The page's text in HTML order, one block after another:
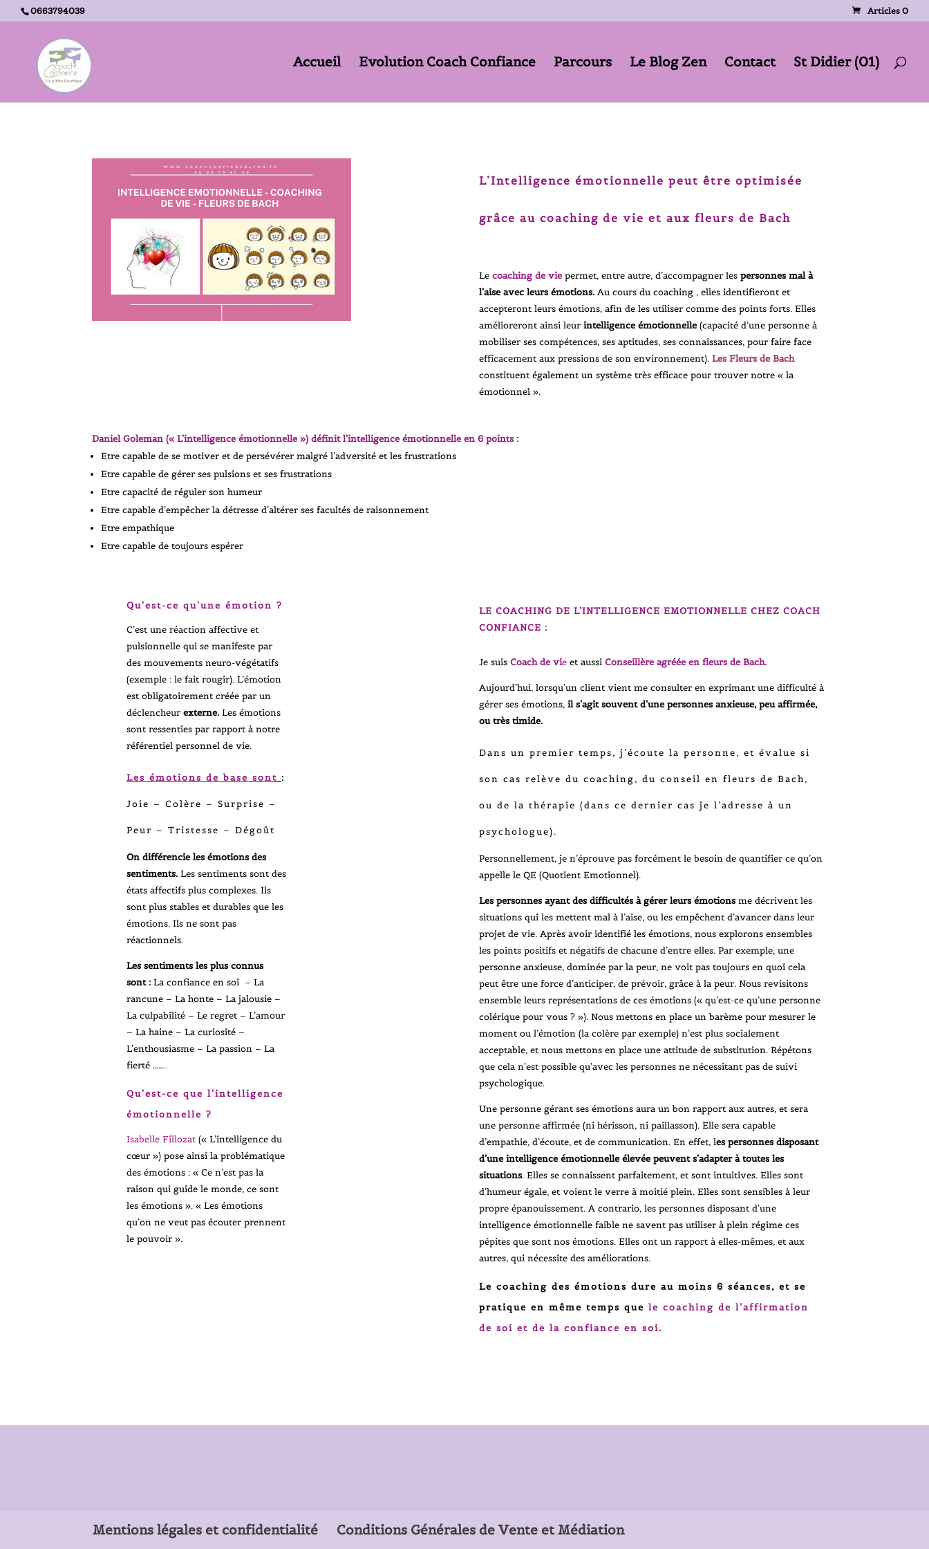
0663794039 Articles 0
Accueil Evolution Coach Confiance Parcours Le Blog Zen Contact St Didier (01)
Accueil -Intelligence émotionnelle et Coaching de vie
L’Intelligence émotionnelle peut être optimisée
grâce au coaching de vie et aux fleurs de Bach
Le coaching de vie permet, entre autre, d’accompagner lespersonnes mal à
l’aise avec leurs émotions. Au cours du coaching , elles identifieront et
accepteront leurs émotions, afin de les utiliser comme des points forts. Elles
amélioreront ainsi leurintelligence émotionnelle(capacité d’une personne à
mobiliser ses compétences, ses aptitudes, ses connaissances, pour faire face
efficacement aux pressions de son environnement).Les Fleurs de Bach
constituent également un système très efficace pour trouver notre « la
émotionnel ».
Daniel Goleman (« L’intelligence émotionnelle ») définit l’intelligence émotionnelle en 6 points :
Etre capable de se motiver et de persévérer malgré l’adversité et les frustrations
Etre capable de gérer ses pulsions et ses frustrations
Etre capacité de réguler son humeur
Etre capable d’empêcher la détresse d’altérer ses facultés de raisonnement
Etre empathique
Etre capable de toujours espérer
Qu’est-ce qu’une émotion ?
C’est une réaction affective et
pulsionnelle qui se manifeste par
des mouvements neuro-végétatifs
(exemple : le fait rougir). L’émotion
est obligatoirement créée par un
déclencheur externe. Les émotions
sont ressenties par rapport à notre
référentiel personnel de vie.
Les émotions de base sont :
Joie – Colère – Surprise –
Peur – Tristesse – Dégoût
On différencie les émotions des
sentiments. Les sentiments sont des
états affectifs plus complexes. Ils
sont plus stables et durables que les
émotions. Ils ne sont pas
réactionnels.
Les sentiments les plus connus
sont : La confiance en soi – La
rancune – La honte – La jalousie –
La culpabilité – Le regret – L’amour
– La haine – La curiosité –
L’enthousiasme – La passion – La
fierté …….
Qu’est-ce que l’intelligence
émotionnelle ?
Isabelle Fillozat (« L’intelligence du
cœur ») pose ainsi la problématique
des émotions : « Ce n’est pas la
raison qui guide le monde, ce sont
les émotions ». « Les émotions
qu’on ne veut pas écouter prennent
le pouvoir ».
LE COACHING DE L’INTELLIGENCE EMOTIONNELLE CHEZ COACH
CONFIANCE :
Je suis Coach de vie et aussi Conseillère agréée en fleurs de Bach.
Aujourd’hui, lorsqu’un client vient me consulter en exprimant une difficulté à
gérer ses émotions, il s’agit souvent d’une personnes anxieuse, peu affirmée,
ou très timide.
Dans un premier temps, j’écoute la personne, et évalue si
son cas relève du coaching, du conseil en fleurs de Bach,
ou de la thérapie (dans ce dernier cas je l’adresse à un
psychologue).
Personnellement, je n’éprouve pas forcément le besoin de quantifier ce qu’on
appelle le QE (Quotient Emotionnel).
Les personnes ayant des difficultés à gérer leurs émotions me décrivent les
situations qui les mettent mal à l’aise, ou les empêchent d’avancer dans leur
projet de vie. Après avoir identifié les émotions, nous explorons ensembles
les points positifs et négatifs de chacune d’entre elles. Par exemple, une
personne anxieuse, dominée par la peur, ne voit pas toujours en quoi cela
peut être une force d’anticiper, de prévoir, grâce à la peur. Nous revisitons
ensemble leurs représentations de ces émotions (« qu’est-ce qu’une personne
colérique pour vous ? »). Nous mettons en place un barème pour mesurer le
moment ou l’émotion (la colère par exemple) n’est plus socialement
acceptable, et nous mettons en place une attitude de substitution. Répétons
que cela n’est possible qu’avec les personnes ne nécessitant pas de suivi
psychologique.
Une personne gérant ses émotions aura un bon rapport aux autres, et sera
une personne affirmée (ni hérisson, ni paillasson). Elle sera capable
d’empathie, d’écoute, et de communication. En effet, les personnes disposant
d’une intelligence émotionnelle élevée peuvent s’adapter à toutes les
situations. Elles se connaissent parfaitement, et sont intuitives. Elles sont
d’humeur égale, et voient le verre à moitié plein. Elles sont sensibles à leur
propre épanouissement. A contrario, les personnes disposant d’une
intelligence émotionnelle faible ne savent pas utiliser à plein régime ces
pépites que sont nos émotions. Elles ont un rapport à elles-mêmes, et aux
autres, qui nécessite des améliorations.
Le coaching des émotions dure au moins 6 séances, et se
pratique en même temps que lecoaching de l’affirmation
de soi et de la confiance en soi.
Mentions légales et confidentialité Conditions Générales de Vente et Médiation